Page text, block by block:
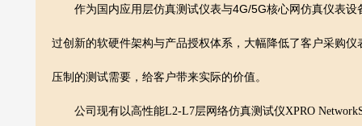
作为国内应用层仿真测试仪表与4G/5G核心网仿真仪表设
过创新的软硬件架构与产品授权体系，大幅降低了客户采购
压制的测试需要，给客户带来实际的价值。
公司现有以高性能L2-L7层网络仿真测试仪XPRO